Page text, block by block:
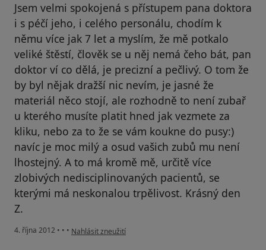
Jsem velmi spokojená s přístupem pana doktora
i s péčí jeho, i celého personálu, chodím k
němu více jak 7 let a myslím, že mě potkalo
veliké štěstí, člověk se u něj nemá čeho bát, pan
doktor ví co dělá, je precizní a pečlivý. O tom že
by byl nějak dražší nic nevím, je jasné že
materiál něco stojí, ale rozhodně to není zubař
u kterého musíte platit hned jak vezmete za
kliku, nebo za to že se vám koukne do pusy:)
navíc je moc milý a osud vašich zubů mu není
lhostejný. A to má kromě mě, určitě více
zlobivých nedisciplinovaných pacientů, se
kterými má neskonalou trpělivost. Krásný den
Z.
4. října 2012 • • • podle názoru uživatele Váš účet byl odstraněn
Nahlásit zneužití